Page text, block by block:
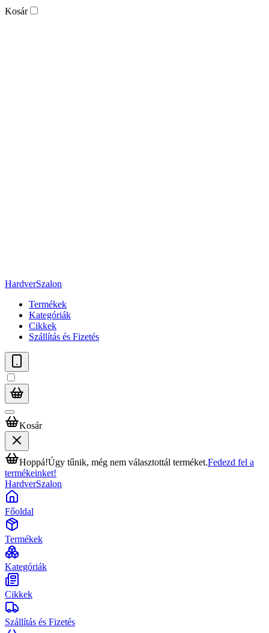
Kosár
HardverSzalon
Termékek
Kategóriák
Cikkek
Szállítás és Fizetés
Kosár
Hoppá!Úgy tűnik, még nem választottál terméket.Fedezd fel a
termékeinket!
HardverSzalon
Főoldal
Termékek
Kategóriák
Cikkek
Szállítás és Fizetés